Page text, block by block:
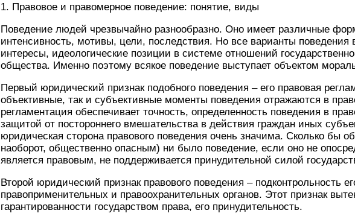
1. Правовое и правомерное поведение: понятие, виды
Поведение людей чрезвычайно разнообразно. Оно имеет различные
интенсивность, мотивы, цели, последствия. Но все варианты
интересы, идеологические позиции в системе отношений
общества. Именно поэтому всякое поведение выступает объектом
Первый юридический признак подобного поведения – его правовая
объективные, так и субъективные моменты поведения отражаются в
регламентация обеспечивает точность, определенность поведения в
защитой от постороннего вмешательства в действия граждан иных
юридическая сторона правового поведения очень значима. Сколько бы
наоборот, общественно опасным) ни было поведение, если оно не
является правовым, не поддерживается принудительной силой
Второй юридический признак правового поведения – подконтрольность
правоприменительных и правоохранительных органов. Этот признак
гарантированности государством права, его принудительность.